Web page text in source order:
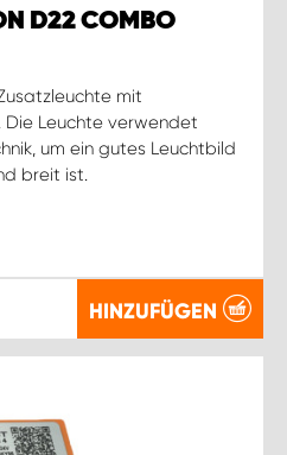
D22 COMBO
mit
Leuchte verwendet
um ein gutes Leuchtbild
breit ist.
HINZUFÜGEN